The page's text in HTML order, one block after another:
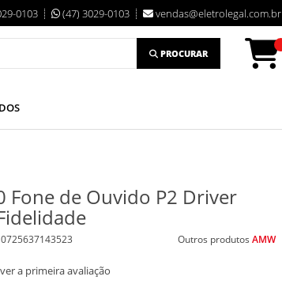
0103 (47) 3029-0103 vendas@eletrolegal.com.br
PROCURAR
Fone de Ouvido P2 Driver
0725637143523 Outros produtos AMW
a primeira avaliação